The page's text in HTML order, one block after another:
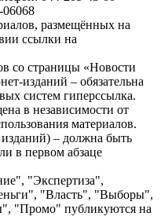
размещённых на
ссылки на
со страницы «Новости
изданий – обязательна
систем гиперссылка.
в независимости от
материалов.
– должна быть
в первом абзаце
"Экспертиза",
"Власть", "Выборы",
"Промо" публикуются на